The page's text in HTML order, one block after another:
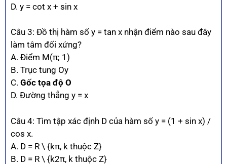
D. y = cot x + sin x
Câu 3: Đồ thị hàm số y = tan x nhận điểm nào sau đây
làm tâm đối xứng?
A. Điểm M(π; 1)
B. Trục tung Oy
C. Gốc tọa độ O
D. Đường thẳng y = x
Câu 4: Tìm tập xác định D của hàm số y = (1 + sin x) /
cos x.
A. D = R \ {kπ, k thuộc Z}
B. D = R \ {k2π, k thuộc Z}